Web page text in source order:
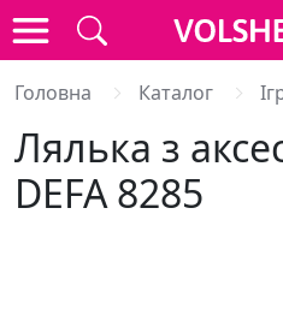
Головна Каталог
Лялька з
DEFA 8285